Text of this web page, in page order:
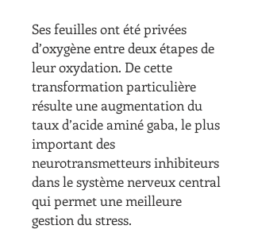
Ses feuilles ont été privées
d’oxygène entre deux étapes de
leur oxydation. De cette
transformation particulière
résulte une augmentation du
taux d’acide aminé gaba, le plus
important des
neurotransmetteurs inhibiteurs
dans le système nerveux central
qui permet une meilleure
gestion du stress.